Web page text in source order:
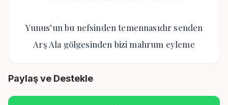
Yunus’un bu nefsinden temennasıdır senden
Arş Ala gölgesinden bizi mahrum eyleme
Paylaş ve Destekle